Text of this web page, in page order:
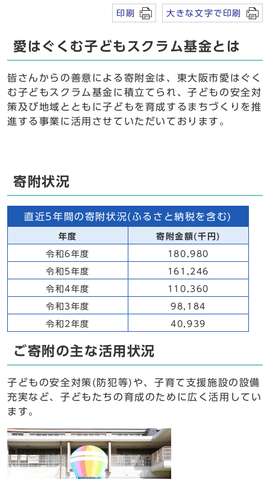
印刷 大きな文字で印刷
愛はぐくむ子どもスクラム基金とは
皆さんからの善意による寄附金は、東大阪市愛はぐく
む子どもスクラム基金に積立てられ、子どもの安全対
策及び地域とともに子どもを育成するまちづくりを推
進する事業に活用させていただいております。
寄附状況
直近5年間の寄附状況(ふるさと納税を含む)
年度 寄附金額(千円)
令和6年度 180,980
令和5年度 161,246
令和4年度 110,360
令和3年度 98,184
令和2年度 40,939
ご寄附の主な活用状況
子どもの安全対策(防犯等)や、子育て支援施設の設備
充実など、子どもたちの育成のために広く活用してい
ます。